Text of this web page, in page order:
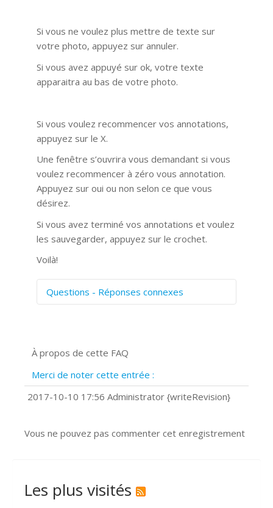
Si vous ne voulez plus mettre de texte sur
votre photo, appuyez sur annuler.
Si vous avez appuyé sur ok, votre texte
apparaitra au bas de votre photo.
Si vous voulez recommencer vos annotations,
appuyez sur le X.
Une fenêtre s’ouvrira vous demandant si vous
voulez recommencer à zéro vous annotation.
Appuyez sur oui ou non selon ce que vous
désirez.
Si vous avez terminé vos annotations et voulez
les sauvegarder, appuyez sur le crochet.
Voilà!
Questions - Réponses connexes
Prise de vue 360°
?
Comment installer Google Chrome ?
À propos de cette FAQ
Merci de noter cette entrée :
2017-10-10 17:56 Administrator {writeRevision}
Vous ne pouvez pas commenter cet enregistrement
Les plus visités